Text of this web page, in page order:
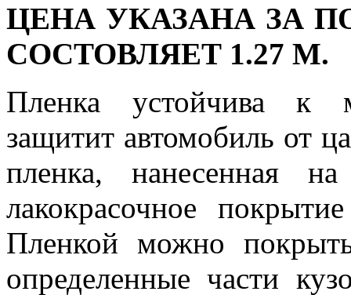
ЦЕНА УКАЗАНА ЗА
СОСТОВЛЯЕТ 1.27 М.
Пленка устойчива к
защитит автомобиль от
пленка, нанесенная
лакокрасочное
Пленкой можно
определенные части